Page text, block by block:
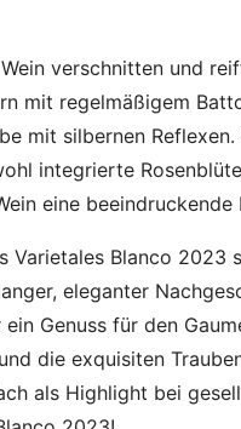
verschnitten und
mit regelmäßigem
mit silbernen
integrierte
eine
Varietales Blanco 2023
eleganter
Genuss für den
die exquisiten
als Highlight bei